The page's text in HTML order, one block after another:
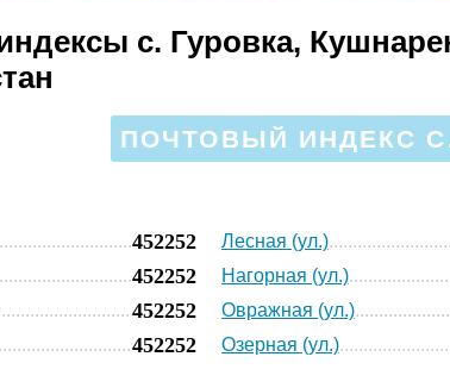
с. Гуровка,
ПОЧТОВЫЙ ИНДЕКС С.
452252
452252
452252
452252
Лесная (ул.)
Нагорная (ул.)
Овражная (ул.)
Озерная (ул.)